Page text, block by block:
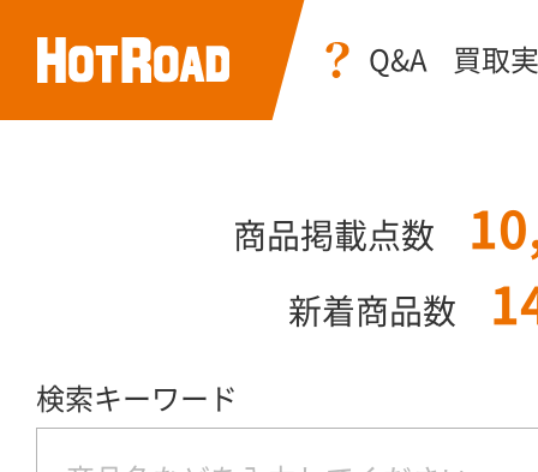
Q&A 買取
商品掲載点数
新着商品数
検索キーワード